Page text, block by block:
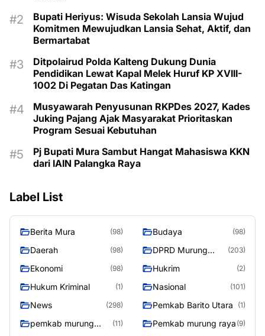
Bupati Heriyus: Wisuda Sekolah Lansia Wujud
Komitmen Mewujudkan Lansia Sehat, Aktif, dan
Bermartabat
Ditpolairud Polda Kalteng Dukung Dunia
Pendidikan Lewat Kapal Melek Huruf KP XVIII-
1002 Di Pegatan Das Katingan
Musyawarah Penyusunan RKPDes 2027, Kades
Juking Pajang Ajak Masyarakat Prioritaskan
Program Sesuai Kebutuhan
Pj Bupati Mura Sambut Hangat Mahasiswa KKN
dari IAIN Palangka Raya
Label List
Berita Mura (98) Budaya (98)
Daerah (98)
DPRD Murung
(203)
Ekonomi (98) Hukrim (2)
Hukum Kriminal (1) Nasional (101)
News (298) Pemkab Barito Utara (1)
pemkab murung
(11) Pemkab murung raya (9)